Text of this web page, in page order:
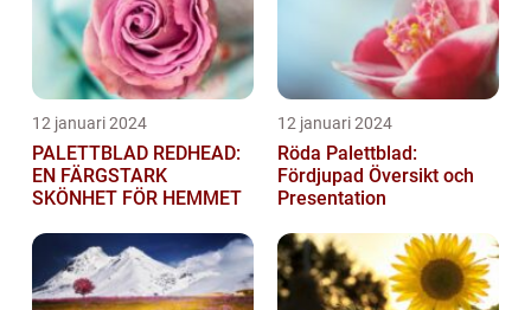
12 januari 2024
PALETTBLAD REDHEAD:
EN FÄRGSTARK
SKÖNHET FÖR HEMMET
12 januari 2024
Röda Palettblad:
Fördjupad Översikt och
Presentation